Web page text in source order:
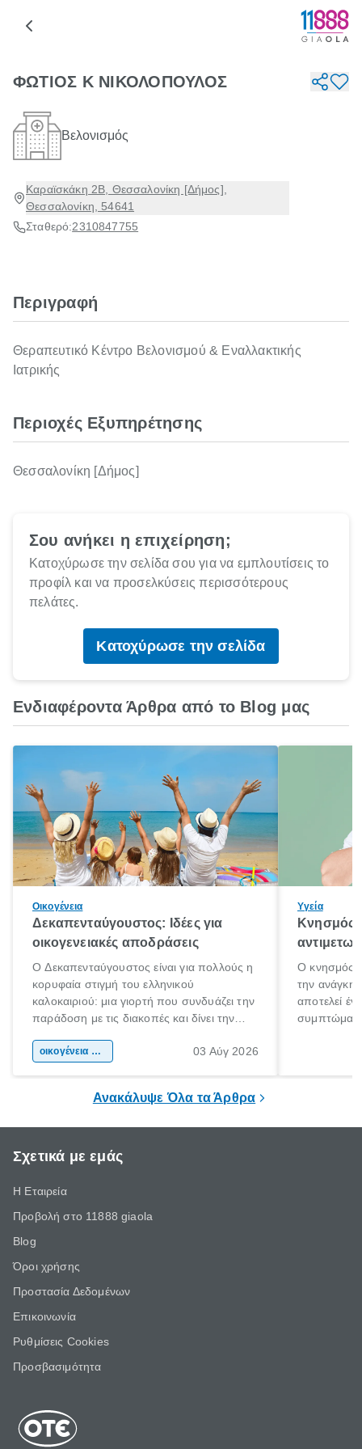
ΦΩΤΙΟΣ Κ ΝΙΚΟΛΟΠΟΥΛΟΣ
Βελονισμός
Καραϊσκάκη 2Β, Θεσσαλονίκη [Δήμος],
Θεσσαλονίκη, 54641
Σταθερό:2310847755
Περιγραφή
Θεραπευτικό Κέντρο Βελονισμού & Εναλλακτικής
Ιατρικής
Περιοχές Εξυπηρέτησης
Θεσσαλονίκη [Δήμος]
Σου ανήκει η επιχείρηση;
Κατοχύρωσε την σελίδα σου για να εμπλουτίσεις το
προφίλ και να προσελκύσεις περισσότερους
πελάτες.
Κατοχύρωσε την σελίδα
Ενδιαφέροντα Άρθρα από το Blog μας
Οικογένεια
Δεκαπενταύγουστος: Ιδέες για
οικογενειακές αποδράσεις
Ο Δεκαπενταύγουστος είναι για πολλούς η
κορυφαία στιγμή του ελληνικού
καλοκαιριού: μια γιορτή που συνδυάζει την
παράδοση με τις διακοπές και δίνει την
χώρας. Είτε πρόκειται για λίγες μέρες
οικογένεια & παιδί 03 Αύγ 2026
Υγεία
Κνησμός:
Ο κνησμός
την ανάγκη
αποτελεί
Ανακάλυψε Όλα τα Άρθρα
Σχετικά με εμάς
Η Εταιρεία
Προβολή στο 11888 giaola
Blog
Όροι χρήσης
Προστασία Δεδομένων
Επικοινωνία
Ρυθμίσεις Cookies
Προσβασιμότητα